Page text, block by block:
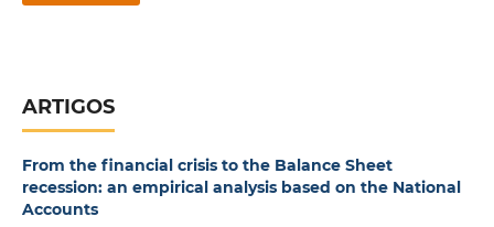
ARTIGOS
From the financial crisis to the Balance Sheet
recession: an empirical analysis based on the National
Accounts